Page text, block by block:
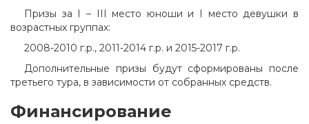
Призы за I – III место юноши и I место девушки в
возрастных группах:
2008-2010 г.р., 2011-2014 г.р. и 2015-2017 г.р.
Дополнительные призы будут сформированы после
третьего тура, в зависимости от собранных средств.
Финансирование